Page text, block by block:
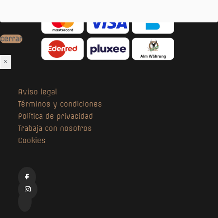
Aviso legal
Términos y condiciones
Política de privacidad
Trabaja con nosotros
Cookies
cerrar
×